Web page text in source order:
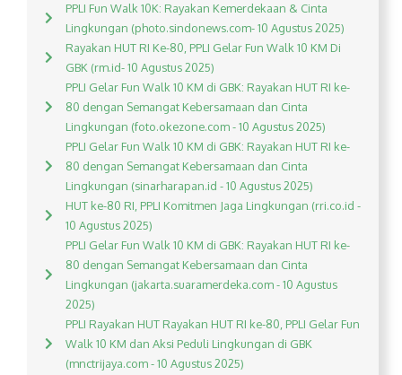
PPLI Fun Walk 10K: Rayakan Kemerdekaan & Cinta
Lingkungan (photo.sindonews.com- 10 Agustus 2025)
Rayakan HUT RI Ke-80, PPLI Gelar Fun Walk 10 KM Di
GBK (rm.id- 10 Agustus 2025)
PPLI Gelar Fun Walk 10 KM di GBK: Rayakan HUT RI ke-
80 dengan Semangat Kebersamaan dan Cinta
Lingkungan (foto.okezone.com - 10 Agustus 2025)
PPLI Gelar Fun Walk 10 KM di GBK: Rayakan HUT RI ke-
80 dengan Semangat Kebersamaan dan Cinta
Lingkungan (sinarharapan.id - 10 Agustus 2025)
HUT ke-80 RI, PPLI Komitmen Jaga Lingkungan (rri.co.id -
10 Agustus 2025)
PPLI Gelar Fun Walk 10 KM di GBK: Rayakan HUT RI ke-
80 dengan Semangat Kebersamaan dan Cinta
Lingkungan (jakarta.suaramerdeka.com - 10 Agustus
2025)
PPLI Rayakan HUT Rayakan HUT RI ke-80, PPLI Gelar Fun
Walk 10 KM dan Aksi Peduli Lingkungan di GBK
(mnctrijaya.com - 10 Agustus 2025)